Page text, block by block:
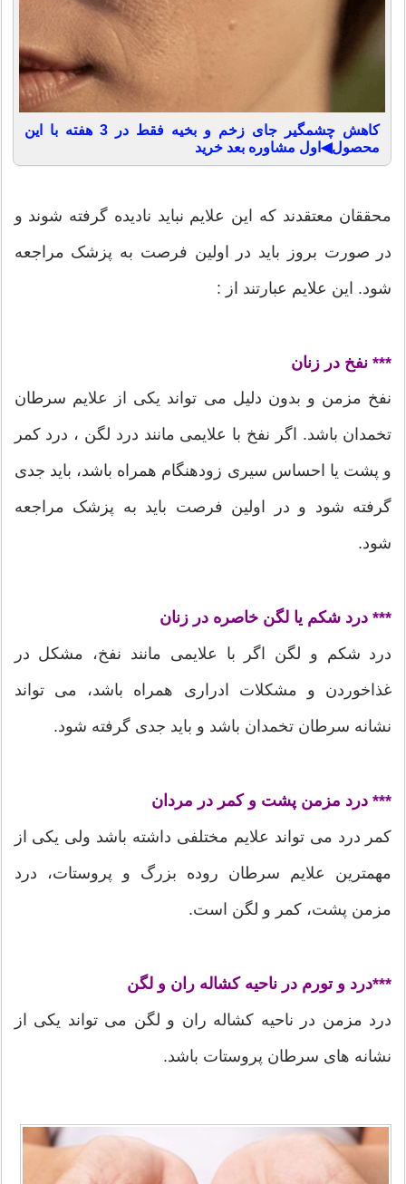
کاهش چشمگیر جای زخم و بخیه فقط در 3 هفته با این
محصول◀اول مشاوره بعد خرید
محققان معتقدند که این علایم نباید نادیده گرفته شوند و
در صورت بروز باید در اولین فرصت به پزشک مراجعه
شود. این علایم عبارتند از :
*** نفخ در زنان
نفخ مزمن و بدون دلیل می تواند یکی از علایم سرطان
تخمدان باشد. اگر نفخ با علایمی مانند درد لگن ، درد کمر
و پشت یا احساس سیری زودهنگام همراه باشد، باید جدی
گرفته شود و در اولین فرصت باید به پزشک مراجعه
شود.
*** درد شکم یا لگن خاصره در زنان
درد شکم و لگن اگر با علایمی مانند نفخ، مشکل در
غذاخوردن و مشکلات ادراری همراه باشد، می تواند
نشانه سرطان تخمدان باشد و باید جدی گرفته شود.
*** درد مزمن پشت و کمر در مردان
کمر درد می تواند علایم مختلفی داشته باشد ولی یکی از
مهمترین علایم سرطان روده بزرگ و پروستات، درد
مزمن پشت، کمر و لگن است.
***درد و تورم در ناحیه کشاله ران و لگن
درد مزمن در ناحیه کشاله ران و لگن می تواند یکی از
نشانه های سرطان پروستات باشد.